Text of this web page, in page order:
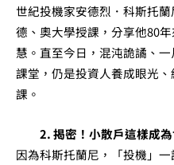
世紀投機家安德烈．科斯托
德、奧大學授課，分享他80
慧。直至今日，混沌詭譎、
課堂，仍是投資人養成眼光
課。
2. 揭密！小散戶這樣成為
因為科斯托蘭尼，「投機」